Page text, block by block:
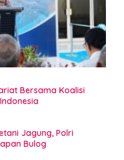
Bersama Koalisi
Jagung, Polri
Bulog